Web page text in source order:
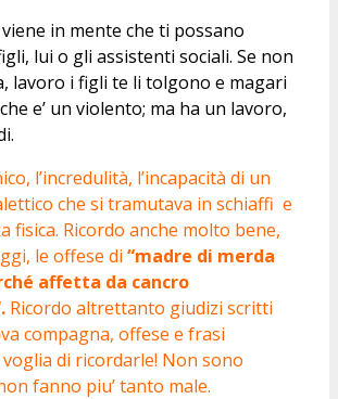
in mente che ti possano
lui o gli assistenti sociali. Se non
lavoro i figli te li tolgono e magari
e’ un violento; ma ha un lavoro,
l’incredulità, l’incapacità di un
che si tramutava in schiaffi e
fisica. Ricordo anche molto bene,
le offese di “madre di merda
affetta da cancro
Ricordo altrettanto giudizi scritti
compagna, offese e frasi
di ricordarle! Non sono
fanno piu’ tanto male.